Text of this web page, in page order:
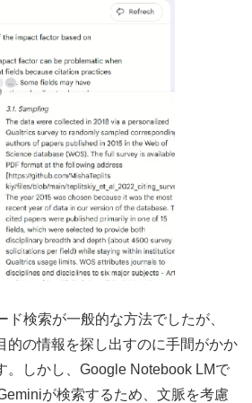
検索が一般的な方法でしたが、
的の情報を探し出すのに手間がかか
。しかし、Google Notebook LMで
が検索するため、文脈を考慮